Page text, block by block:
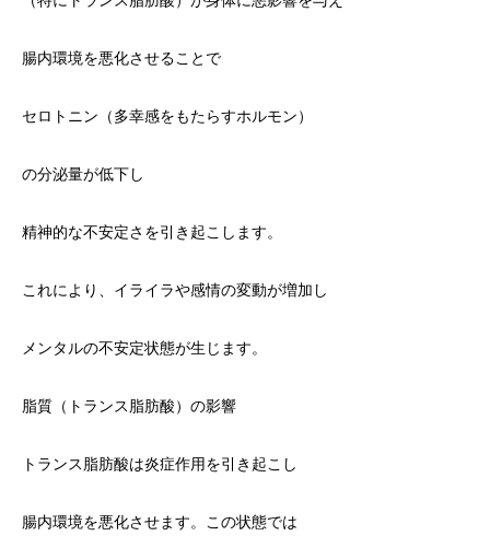
腸内環境を悪化させることで
セロトニン（多幸感をもたらすホルモン）
の分泌量が低下し
精神的な不安定さを引き起こします。
これにより、イライラや感情の変動が増加し
メンタルの不安定状態が生じます。
脂質（トランス脂肪酸）の影響
トランス脂肪酸は炎症作用を引き起こし
腸内環境を悪化させます。この状態では